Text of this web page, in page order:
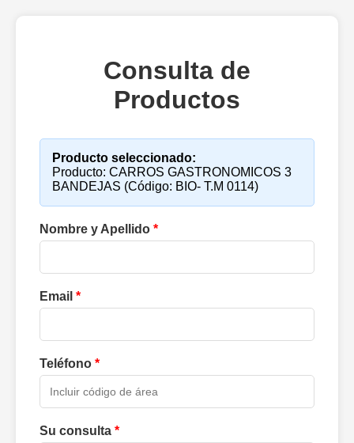
Consulta de
Productos
Producto seleccionado:
Producto: CARROS GASTRONOMICOS 3
BANDEJAS (Código: BIO- T.M 0114)
Nombre y Apellido *
Email *
Teléfono *
Su consulta *